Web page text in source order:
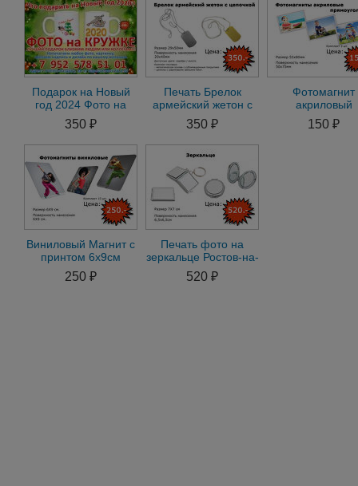
Подарок на Новый
год 2024 Фото на
кружке Ростов-на-
Дону
350 ₽
Печать Брелок
армейский жетон с
цепочкой. Ростов-на-
Дону
350 ₽
Фотомагнит
акриловый
Ростов-на-
150 ₽
Виниловый Магнит с
принтом 6х9см
Ростов-на-Дону
250 ₽
Печать фото на
зеркальце Ростов-на-
Дону
520 ₽